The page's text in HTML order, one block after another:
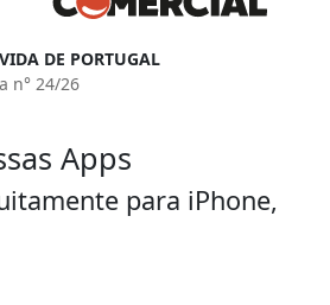
DE PORTUGAL
n° 24/26
Apps
para iPhone,